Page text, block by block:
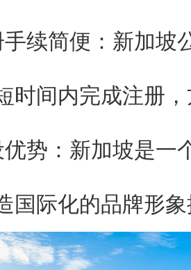
续简便：新加坡
时间内完成注册
势：新加坡是一
国际化的品牌形